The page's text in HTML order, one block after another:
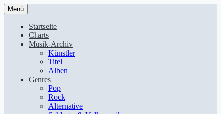
Menü
Startseite
Charts
Musik-Archiv
Künstler
Titel
Alben
Genres
Pop
Rock
Alternative